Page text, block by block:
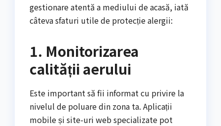
gestionare atentă a mediului de acasă, iată
câteva sfaturi utile de protecție alergii:
1. Monitorizarea
calității aerului
Este important să fii informat cu privire la
nivelul de poluare din zona ta. Aplicații
mobile și site-uri web specializate pot